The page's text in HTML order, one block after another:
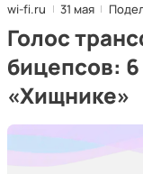
wi-fi.ru 31 мая
Голос
бицепсов:
«Хищнике»